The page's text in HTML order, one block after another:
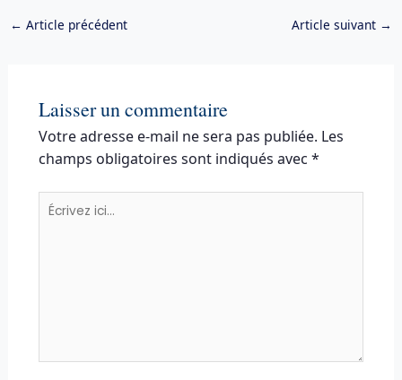
← Article précédent Article suivant →
Laisser un commentaire
Votre adresse e-mail ne sera pas publiée. Les
champs obligatoires sont indiqués avec *
Écrivez